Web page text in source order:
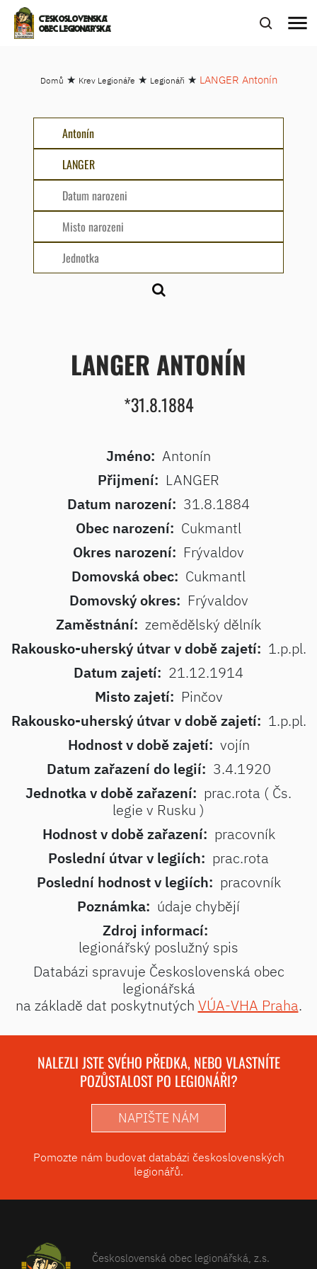
ČESKOSLOVENSKÁ
OBEC LEGIONÁŘSKÁ
menu
Domů ★ Krev Legionáře ★ Legionáři ★ LANGER Antonín
LANGER ANTONÍN
*31.8.1884
Jméno: Antonín
Přijmení: LANGER
Datum narození: 31.8.1884
Obec narození: Cukmantl
Okres narození: Frývaldov
Domovská obec: Cukmantl
Domovský okres: Frývaldov
Zaměstnání: zemědělský dělník
Rakousko-uherský útvar v době zajetí: 1.p.pl.
Datum zajetí: 21.12.1914
Misto zajetí: Pinčov
Rakousko-uherský útvar v době zajetí: 1.p.pl.
Hodnost v době zajetí: vojín
Datum zařazení do legií: 3.4.1920
Jednotka v době zařazení: prac.rota ( Čs.
legie v Rusku )
Hodnost v době zařazení: pracovník
Poslední útvar v legiích: prac.rota
Poslední hodnost v legiích: pracovník
Poznámka: údaje chybějí
Zdroj informací:
legionářský poslužný spis
Databázi spravuje Československá obec
legionářská
na základě dat poskytnutých VÚA-VHA Praha.
NALEZLI JSTE SVÉHO PŘEDKA, NEBO VLASTNÍTE
POZŮSTALOST PO LEGIONÁŘI?
NAPIŠTE NÁM
Pomozte nám budovat databázi československých
legionářů.
Československá obec legionářská, z.s.